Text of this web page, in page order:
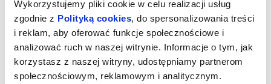
Wykorzystujemy pliki cookie w celu realizacji usług
zgodnie z Polityką cookies, do spersonalizowania treści
i reklam, aby oferować funkcje społecznościowe i
analizować ruch w naszej witrynie. Informacje o tym, jak
korzystasz z naszej witryny, udostępniamy partnerom
społecznościowym, reklamowym i analitycznym.